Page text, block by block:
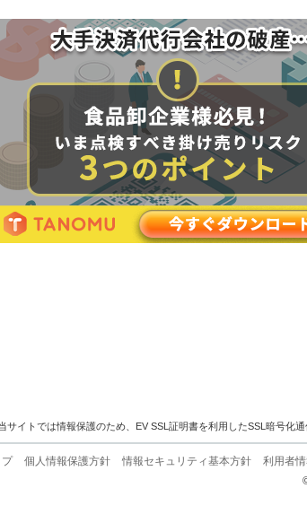
サイトでは情報保護のため、EV SSL証明書を利用したSSL暗号化通
個人情報保護方針 情報セキュリティ基本方針
利用者